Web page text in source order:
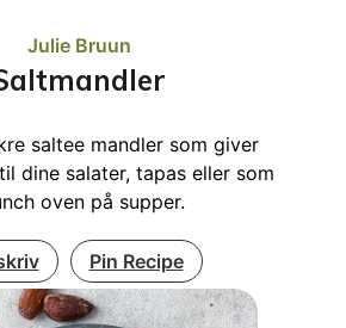
Julie Bruun
saltee mandler som giver
dine salater, tapas eller som
oven på supper.
Pin Recipe